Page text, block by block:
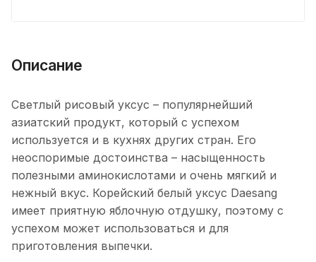
Описание
Светлый рисовый уксус – популярнейший
азиатский продукт, который с успехом
используется и в кухнях других стран. Его
неоспоримые достоинства – насыщенность
полезными аминокислотами и очень мягкий и
нежный вкус. Корейский белый уксус Daesang
имеет приятную яблочную отдушку, поэтому с
успехом может использоваться и для
приготовления выпечки.